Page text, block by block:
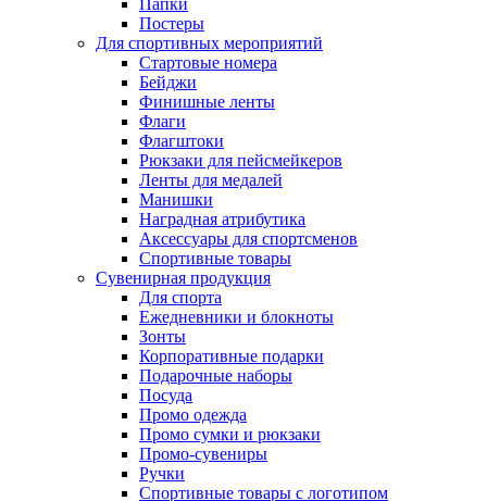
Папки
Постеры
Для спортивных мероприятий
Стартовые номера
Бейджи
Финишные ленты
Флаги
Флагштоки
Рюкзаки для пейсмейкеров
Ленты для медалей
Манишки
Наградная атрибутика
Аксессуары для спортсменов
Спортивные товары
Сувенирная продукция
Для спорта
Ежедневники и блокноты
Зонты
Корпоративные подарки
Подарочные наборы
Посуда
Промо одежда
Промо сумки и рюкзаки
Промо-сувениры
Ручки
Спортивные товары с логотипом